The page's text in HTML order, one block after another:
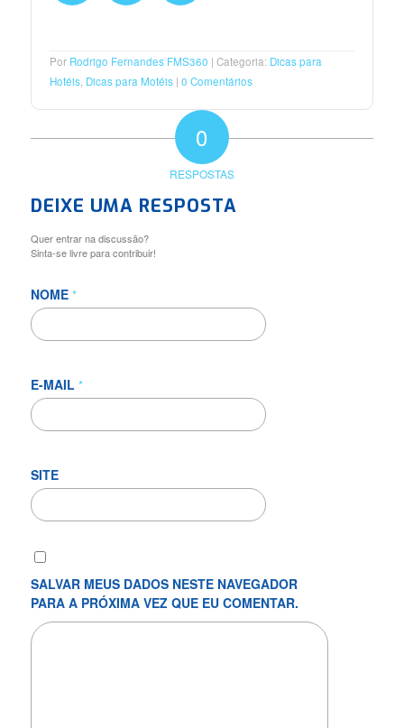
Por Rodrigo Fernandes FMS360 Categoria: Dicas para
Hotéis, Dicas para Motéis 0 Comentários
0
RESPOSTAS
DEIXE UMA RESPOSTA
Quer entrar na discussão?
Sinta-se livre para contribuir!
NOME *
E-MAIL *
SITE
SALVAR MEUS DADOS NESTE NAVEGADOR
PARA A PRÓXIMA VEZ QUE EU COMENTAR.